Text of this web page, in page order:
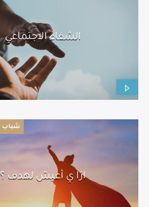
الشفاء الاجتماعي
شباب
ازا ي أعيش لهدف ؟